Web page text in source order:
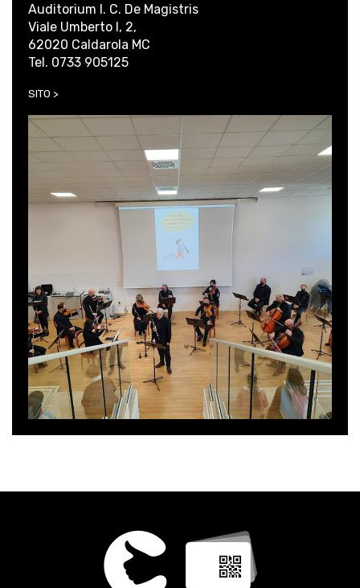
Auditorium I. C. De Magistris
Viale Umberto I, 2,
62020 Caldarola MC
Tel. 0733 905125
SITO >